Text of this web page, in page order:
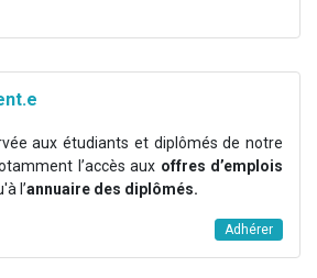
aux étudiants et diplômés de notre
l’accès aux offres d’emplois
l’annuaire des diplômés.
Adhérer